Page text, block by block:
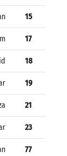
15
17
18
19
21
23
77